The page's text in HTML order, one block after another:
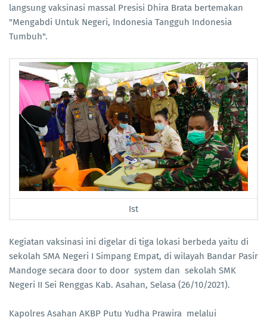
langsung vaksinasi massal Presisi Dhira Brata bertemakan
"Mengabdi Untuk Negeri, Indonesia Tangguh Indonesia
Tumbuh".
Ist
Kegiatan vaksinasi ini digelar di tiga lokasi berbeda yaitu di
sekolah SMA Negeri I Simpang Empat, di wilayah Bandar Pasir
Mandoge secara door to door system dan sekolah SMK
Negeri II Sei Renggas Kab. Asahan, Selasa (26/10/2021).
Kapolres Asahan AKBP Putu Yudha Prawira melalui